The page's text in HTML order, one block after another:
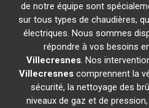
de notre équipe sont
sur tous types de chaudières,
électriques. Nous sommes
répondre à vos besoins
Villecresnes. Nos
Villecresnes comprennent la
sécurité, la nettoyage des
niveaux de gaz et de